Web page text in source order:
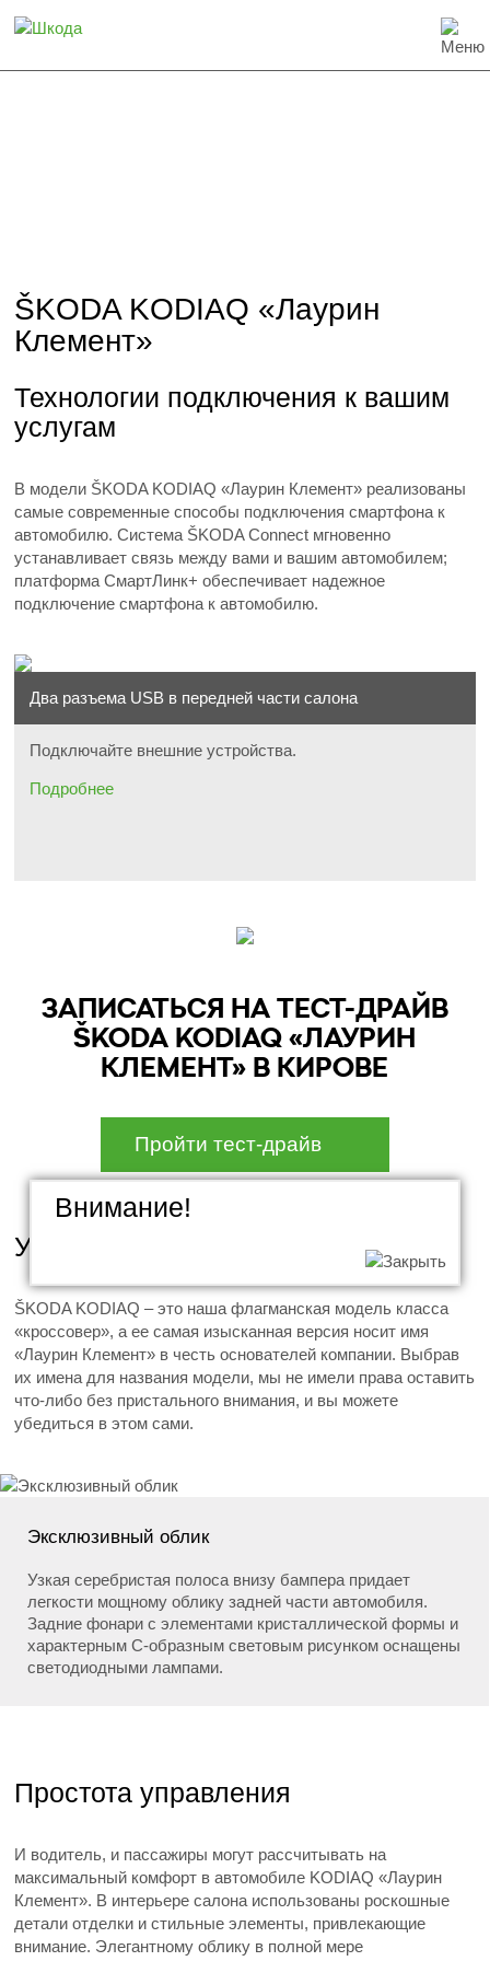
Внимание!
ŠKODA KODIAQ «Лаурин
Клемент»
Технологии подключения к вашим
услугам
В модели ŠKODA KODIAQ «Лаурин Клемент» реализованы
самые современные способы подключения смартфона к
автомобилю. Система ŠKODA Connect мгновенно
устанавливает связь между вами и вашим автомобилем;
платформа СмартЛинк+ обеспечивает надежное
подключение смартфона к автомобилю.
Два разъема USB в передней части салона
Подключайте внешние устройства.
Подробнее
ЗАПИСАТЬСЯ НА ТЕСТ-ДРАЙВ
ŠKODA KODIAQ «ЛАУРИН
КЛЕМЕНТ» В КИРОВЕ
Пройти тест-драйв
Утонченный вкус
ŠKODA KODIAQ – это наша флагманская модель класса
«кроссовер», а ее самая изысканная версия носит имя
«Лаурин Клемент» в честь основателей компании. Выбрав
их имена для названия модели, мы не имели права оставить
что-либо без пристального внимания, и вы можете
убедиться в этом сами.
Эксклюзивный облик
Узкая серебристая полоса внизу бампера придает
легкости мощному облику задней части автомобиля.
Задние фонари с элементами кристаллической формы и
характерным C-образным световым рисунком оснащены
светодиодными лампами.
Простота управления
И водитель, и пассажиры могут рассчитывать на
максимальный комфорт в автомобиле KODIAQ «Лаурин
Клемент». В интерьере салона использованы роскошные
детали отделки и стильные элементы, привлекающие
внимание. Элегантному облику в полной мере